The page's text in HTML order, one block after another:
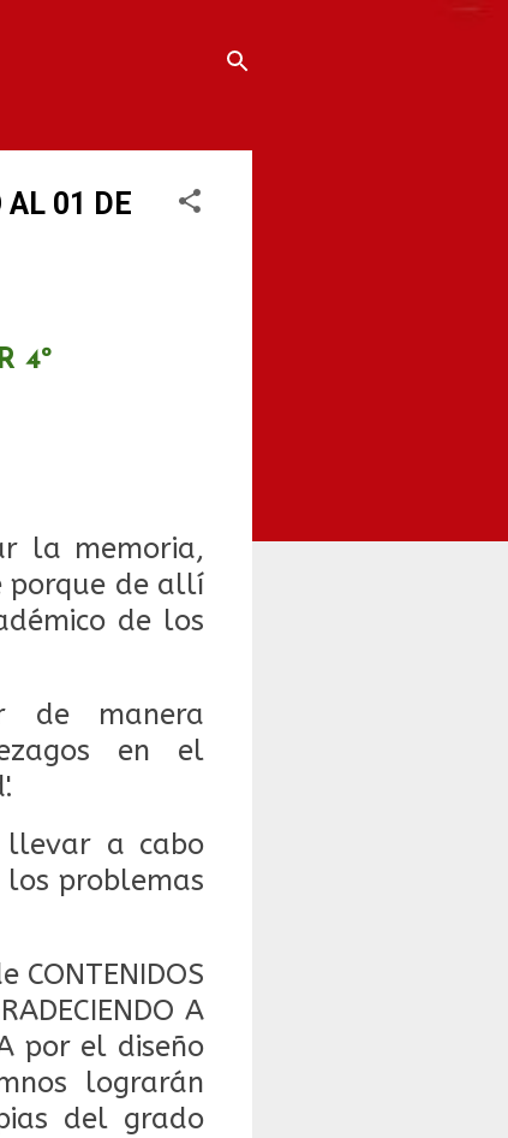
AL 01 DE
4º
la memoria,
porque de allí
de los
de manera
en el
llevar a cabo
problemas
A
por el diseño
lograrán
del grado